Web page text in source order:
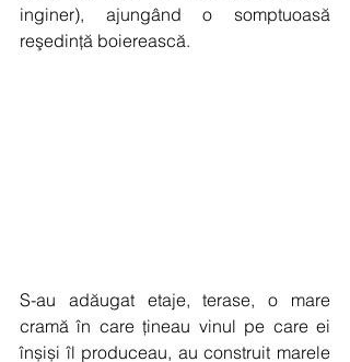
inginer), ajungând o somptuoasă
reşedinţă boierească.
S-au adăugat etaje, terase, o mare
cramă în care țineau vinul pe care ei
înșiși îl produceau, au construit marele